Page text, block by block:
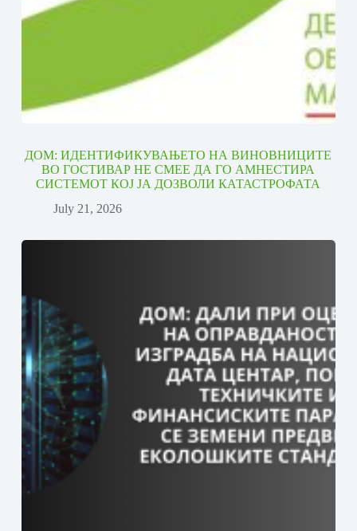
ДОМ: ИДЕНТИФИКУВАЊЕТО НА ВИНОВНИЦИТЕ
ВО ГОСТИВАР НЕ СМЕЕ ДА ГО АМНЕСТИРА
СИСТЕМОТ КОЈ ЈА ДОЗВОЛИ КАТАСТРОФАТА
July 21, 2026